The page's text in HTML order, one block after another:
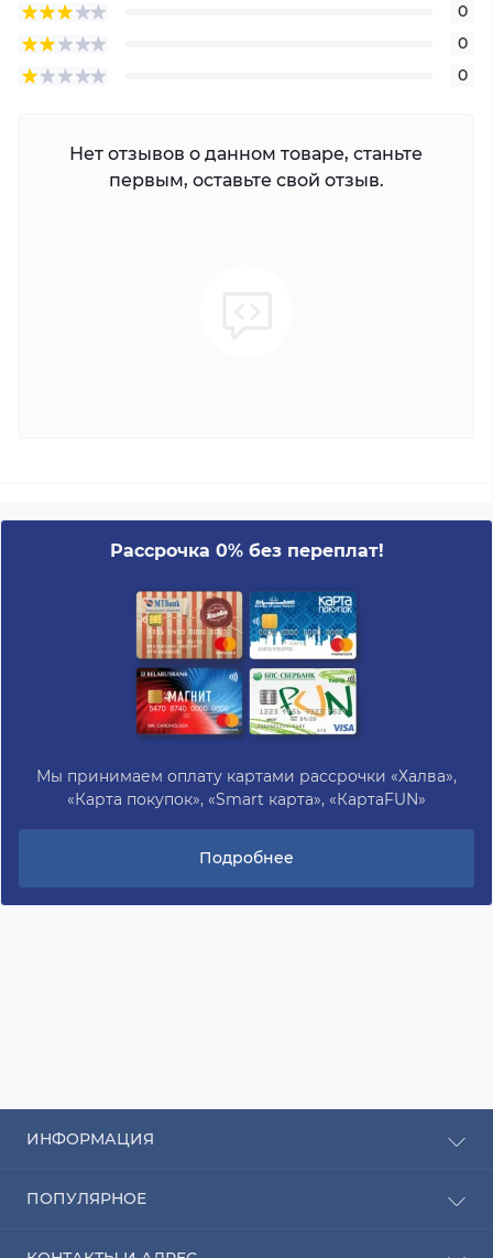
0
0
0
Нет отзывов о данном товаре, станьте
первым, оставьте свой отзыв.
Рассрочка 0% без переплат!
Мы принимаем оплату картами рассрочки «Халва»,
«Карта покупок», «Smart карта», «КартаFUN»
Подробнее
ИНФОРМАЦИЯ
Оплата
ПОПУЛЯРНОЕ